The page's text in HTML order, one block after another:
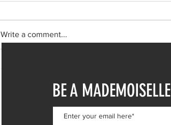
πλαστική επέμβαση – «Το
Write a comment...
BE A MADEMOISELLE